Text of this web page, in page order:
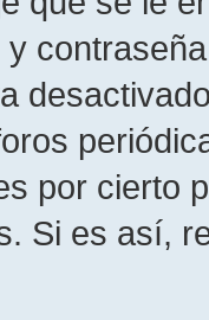
por cierto
Si es así,